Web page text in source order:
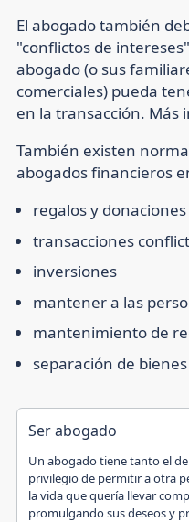
El abogado también
"conflictos de
abogado (o sus
comerciales) pueda
en la transacción.
También existen
abogados financieros
regalos y donaciones
transacciones
inversiones
mantener a las
mantenimiento de
separación de bienes
Ser abogado
Un abogado tiene tanto el
privilegio de permitir a otra
la vida que quería llevar
promulgando sus deseos y